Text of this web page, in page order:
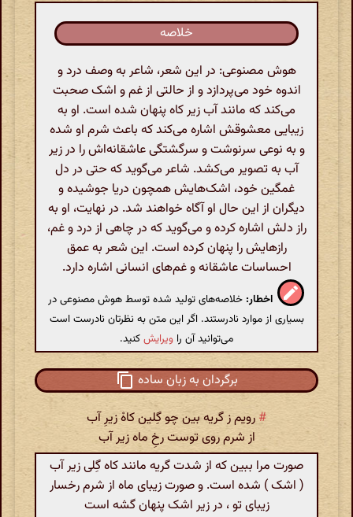
خلاصه
هوش مصنوعی: در این شعر، شاعر به وصف درد و
اندوه خود می‌پردازد و از حالتی از غم و اشک صحبت
می‌کند که مانند آب زیر کاه پنهان شده است. او به
زیبایی معشوقش اشاره می‌کند که باعث شرم او شده
و به نوعی سرنوشت و سرگشتگی عاشقانه‌اش را در زیر
آب به تصویر می‌کشد. شاعر می‌گوید که حتی در دل
غمگین خود، اشک‌هایش همچون دریا جوشیده و
دیگران از این حال او آگاه خواهند شد. در نهایت، او به
راز دلش اشاره کرده و می‌گوید که در چاهی از درد و غم،
رازهایش را پنهان کرده است. این شعر به عمق
احساسات عاشقانه و غم‌های انسانی اشاره دارد.
اخطار: خلاصه‌های تولید شده توسط هوش مصنوعی در
بسیاری از موارد نادرستند. اگر این متن به نظرتان نادرست است
می‌توانید آن را ویرایشکنید.
برگردان به زبان ساده
# رویم ز گریه بین چو گِلین کاهْ زیرِ آب
از شرم روی توست رخِ ماه زیر آب
صورت مرا ببین که از شدت گریه مانند کاه گِلی زیر آب
( اشک ) شده است. و صورت زیبای ماه از شرم رخسار
زیبای تو ، در زیر اشک پنهان گشه است